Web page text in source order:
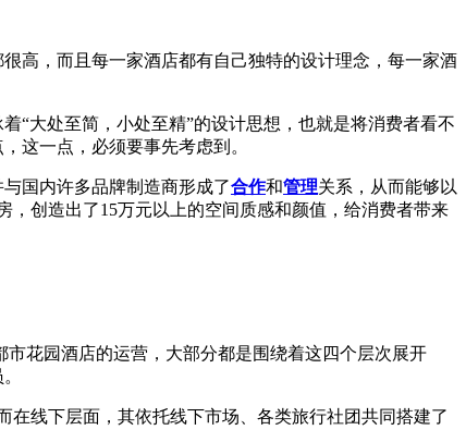
高，而且每一家酒店都有自己独特的设计理念，每一家酒
“大处至简，小处至精”的设计思想，也就是将消费者看不
这一点，必须要事先考虑到。
国内许多品牌制造商形成了合作和管理关系，从而能够以
创造出了15万元以上的空间质感和颜值，给消费者带来
市花园酒店的运营，大部分都是围绕着这四个层次展开
线下层面，其依托线下市场、各类旅行社团共同搭建了